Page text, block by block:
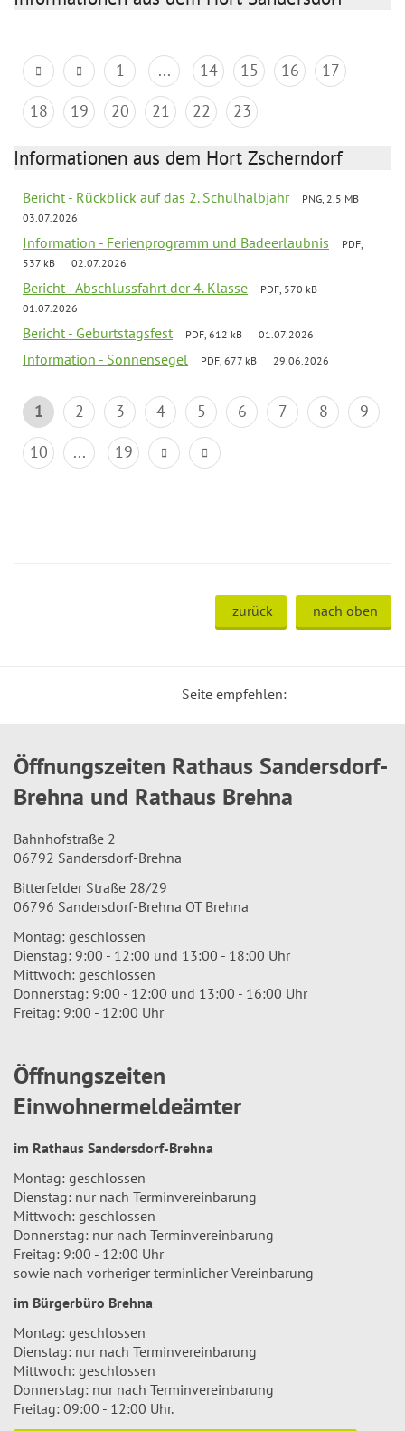
1 ... 14 15 16
17
18
19 20 21 22 23
Informationen aus dem Hort Zscherndorf
Bericht - Rückblick auf das 2. Schulhalbjahr
PNG, 2.5 MB
03.07.2026
Information - Ferienprogramm und Badeerlaubnis
PDF,
537 kB
02.07.2026
Bericht - Abschlussfahrt der 4. Klasse
PDF, 570 kB
01.07.2026
Bericht - Geburtstagsfest PDF, 612 kB 01.07.2026
Information - Sonnensegel PDF, 677 kB 29.06.2026
1 2 3 4 5 6 7 8
9
10
... 19
zurück nach oben
Seite empfehlen:
Öffnungszeiten Rathaus Sandersdorf-
Brehna und Rathaus Brehna
Bahnhofstraße 2
06792 Sandersdorf-Brehna
Bitterfelder Straße 28/29
06796 Sandersdorf-Brehna OT Brehna
Montag: geschlossen
Dienstag: 9:00 - 12:00 und 13:00 - 18:00 Uhr
Mittwoch: geschlossen
Donnerstag: 9:00 - 12:00 und 13:00 - 16:00 Uhr
Freitag: 9:00 - 12:00 Uhr
Öffnungszeiten
Einwohnermeldeämter
im Rathaus Sandersdorf-Brehna
Montag: geschlossen
Dienstag: nur nach Terminvereinbarung
Mittwoch: geschlossen
Donnerstag: nur nach Terminvereinbarung
Freitag: 9:00 - 12:00 Uhr
sowie nach vorheriger terminlicher Vereinbarung
im Bürgerbüro Brehna
Montag: geschlossen
Dienstag: nur nach Terminvereinbarung
Mittwoch: geschlossen
Donnerstag: nur nach Terminvereinbarung
Freitag: 09:00 - 12:00 Uhr.